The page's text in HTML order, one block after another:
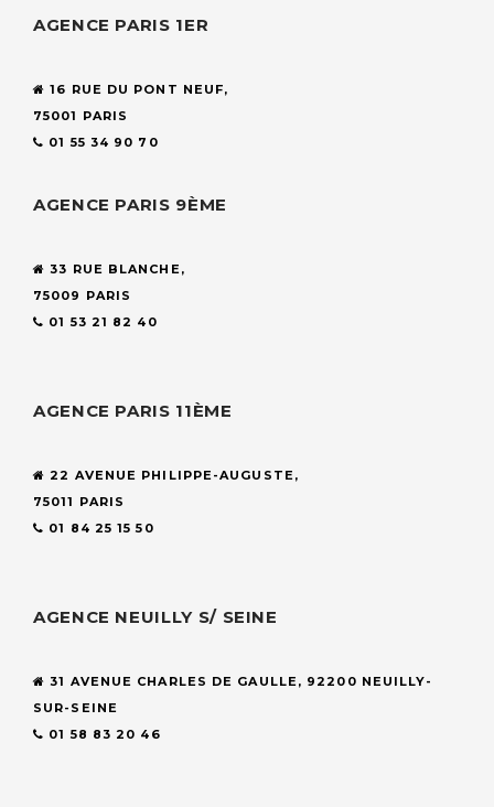
AGENCE PARIS 1ER
16 RUE DU PONT NEUF,
75001 PARIS
01 55 34 90 70
AGENCE PARIS 9ÈME
33 RUE BLANCHE,
75009 PARIS
01 53 21 82 40
AGENCE PARIS 11ÈME
22 AVENUE PHILIPPE-AUGUSTE,
75011 PARIS
01 84 25 15 50
AGENCE NEUILLY S/ SEINE
31 AVENUE CHARLES DE GAULLE, 92200 NEUILLY-
SUR-SEINE
01 58 83 20 46